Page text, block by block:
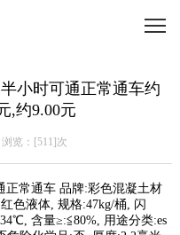
小时可通正常通车约
,约9.00元
浏览：[511]次
正常通车 品牌:彩色混凝土材
色液体, 规格:47kg/桶, 闪
含量≥:≦80%, 用途分类:es